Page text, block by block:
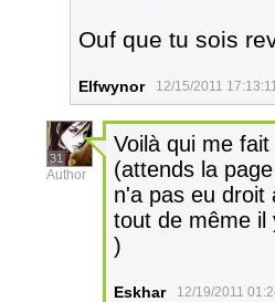
Ouf que tu sois
Elfwynor 12/15/2011
31
Author
Voilà qui me
(attends la
n'a pas eu droit
tout de même
)
Eskhar 12/19/2011